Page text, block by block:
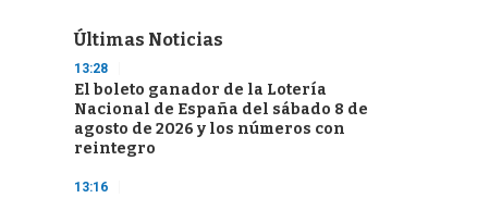
Últimas Noticias
13:28
El boleto ganador de la Lotería
Nacional de España del sábado 8 de
agosto de 2026 y los números con
reintegro
13:16